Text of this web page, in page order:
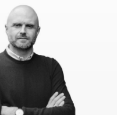
de pierre
au
lumière.
il suffit de tirer
coulisses en
une ou deux
sous le
allonger la